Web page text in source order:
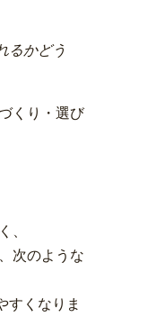
るかどう
くり・選び
、
次のような
すくなりま